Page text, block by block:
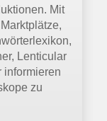
Mit
Lenticular
informieren
zu